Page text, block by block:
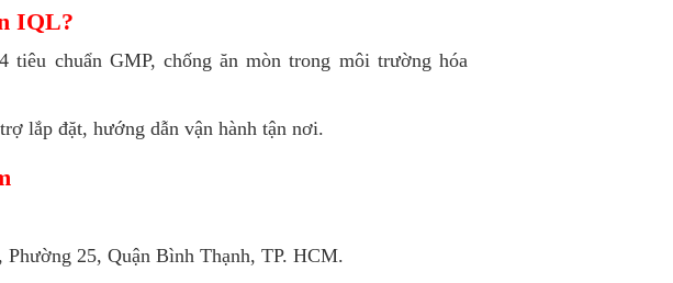
IQL?
tiêu chuẩn GMP, chống ăn mòn trong môi trường hóa
lắp đặt, hướng dẫn vận hành tận nơi.
25, Quận Bình Thạnh, TP. HCM.